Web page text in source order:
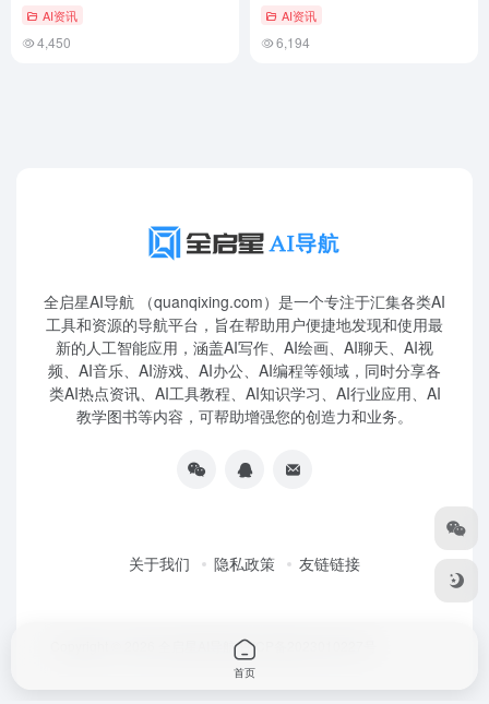
不能的神话
AI资讯
4,450
AI资讯
6,194
全启星AI导航 （quanqixing.com）是一个专注于汇集各类AI
工具和资源的导航平台，旨在帮助用户便捷地发现和使用最
新的人工智能应用，涵盖AI写作、AI绘画、AI聊天、AI视
频、AI音乐、AI游戏、AI办公、AI编程等领域，同时分享各
类AI热点资讯、AI工具教程、AI知识学习、AI行业应用、AI
教学图书等内容，可帮助增强您的创造力和业务。
关于我们 隐私政策 友链链接
全启星AI导航鲁ICP备2023010227号
首页